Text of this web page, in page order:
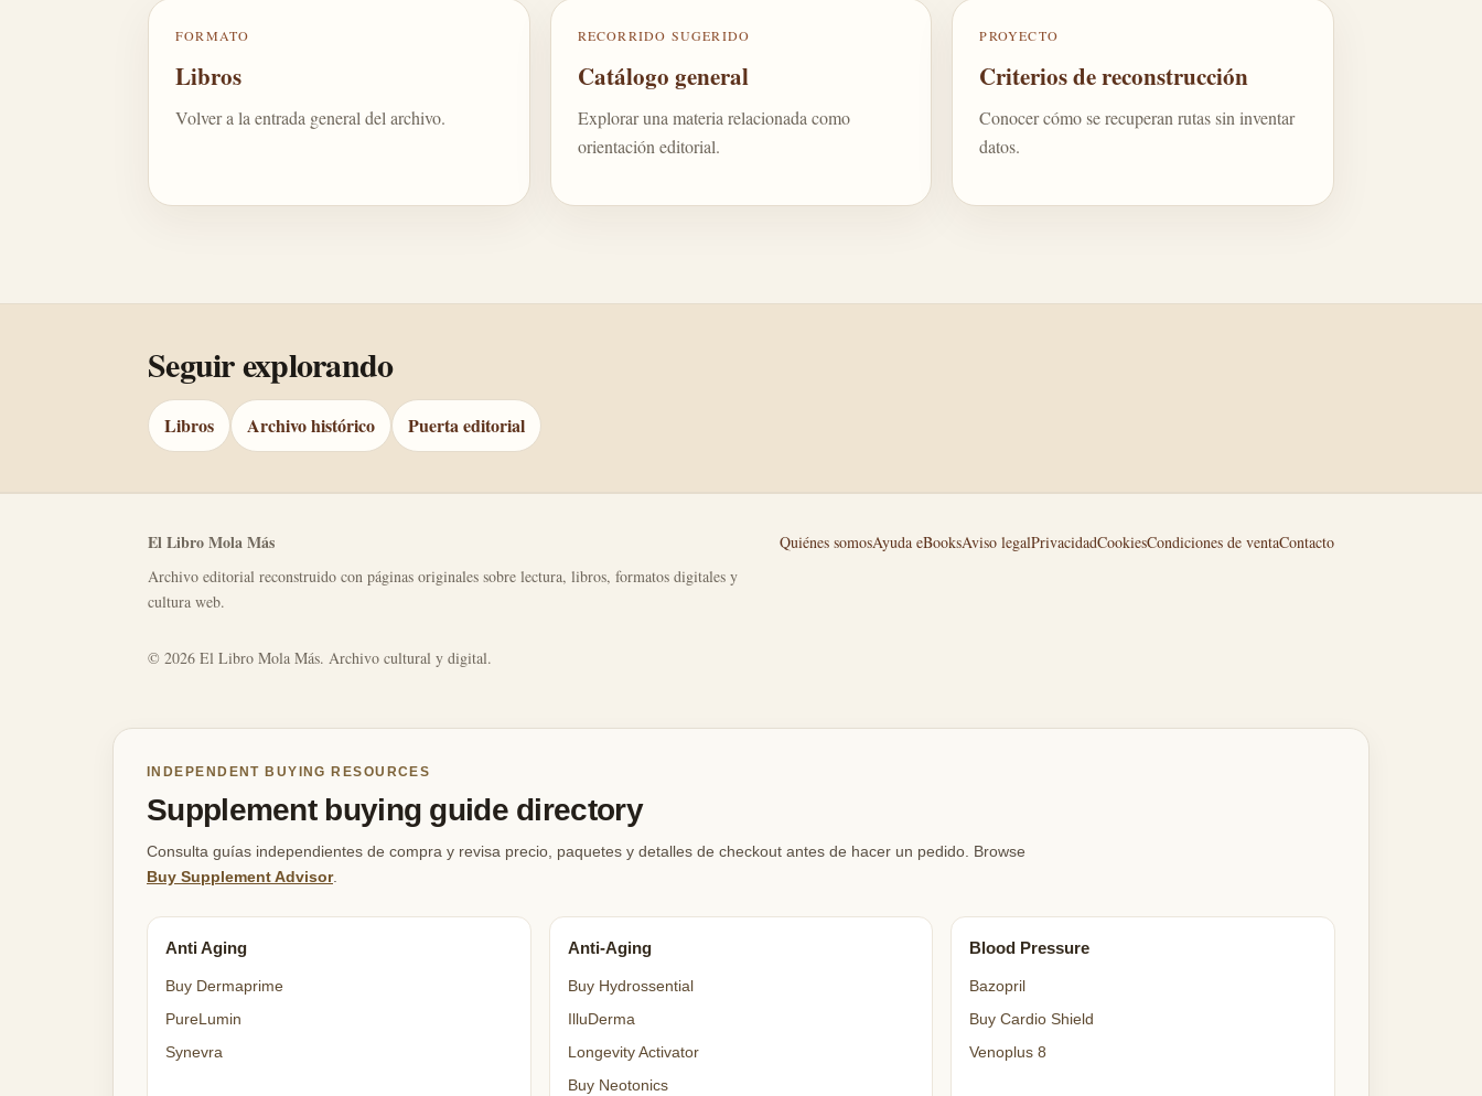
FORMATO
Libros
Volver a la entrada general del archivo.
RECORRIDO SUGERIDO
Catálogo general
Explorar una materia relacionada como
orientación editorial.
PROYECTO
Criterios de reconstrucción
Conocer cómo se recuperan rutas sin inventar
datos.
Seguir explorando
Libros Archivo histórico Puerta editorial
El Libro Mola Más
Archivo editorial reconstruido con páginas originales sobre lectura, libros, formatos digitales y
cultura web.
Quiénes somosAyuda eBooksAviso legalPrivacidadCookiesCondiciones de ventaContacto
© 2026 El Libro Mola Más. Archivo cultural y digital.
INDEPENDENT BUYING RESOURCES
Supplement buying guide directory
Consulta guías independientes de compra y revisa precio, paquetes y detalles de checkout antes de hacer un pedido. Browse
Buy Supplement Advisor.
Anti Aging
Buy Dermaprime
PureLumin
Synevra
Anti-Aging
Buy Hydrossential
IlluDerma
Longevity Activator
Buy Neotonics
Blood Pressure
Bazopril
Buy Cardio Shield
Venoplus 8